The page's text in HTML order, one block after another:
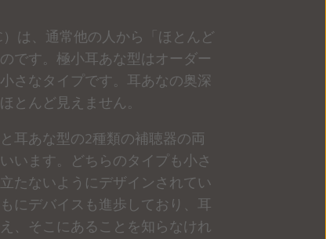
は、通常他の人から「ほとんど
です。極小耳あな型はオーダー
さなタイプです。耳あなの奥深
とんど見えません。
耳あな型の2種類の補聴器の両
います。どちらのタイプも小さ
たないようにデザインされてい
にデバイスも進歩しており、耳
、そこにあることを知らなけれ